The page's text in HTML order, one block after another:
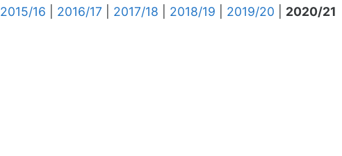
2015/16 2016/17 2017/18 2018/19 2019/20
2020/21